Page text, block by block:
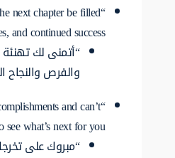
next chapter be filled
continued success.”
“أتمنى لك
والفرص والنجاح
and can’t
what’s next for you.”
“مبروك على